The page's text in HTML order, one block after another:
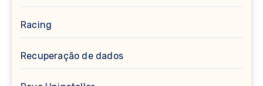
Racing
Recuperação de dados